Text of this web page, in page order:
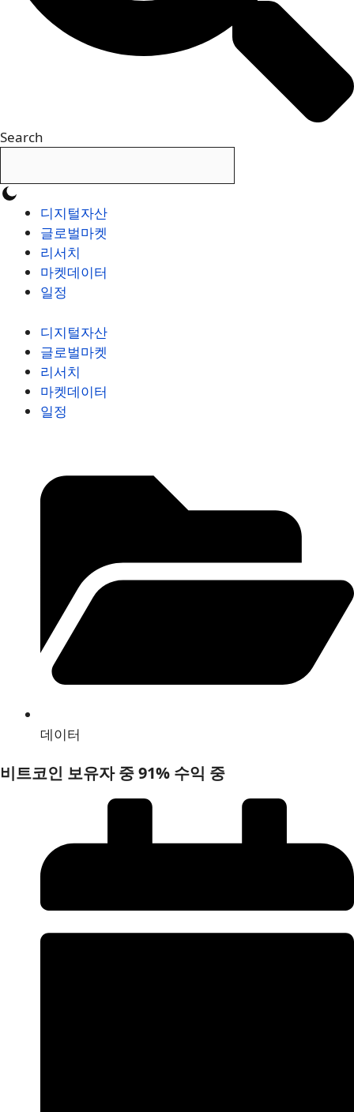
Search
디지털자산
글로벌마켓
리서치
마켓데이터
일정
디지털자산
글로벌마켓
리서치
마켓데이터
일정
데이터
비트코인 보유자 중 91% 수익 중